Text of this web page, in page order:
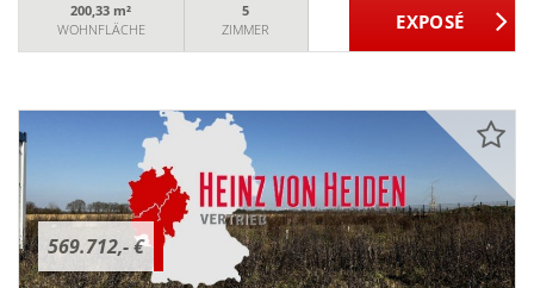
200,33 m²
WOHNFLÄCHE
5
ZIMMER
569.712,- €